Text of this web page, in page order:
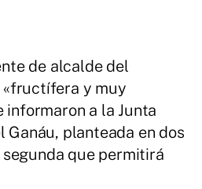
de alcalde del
«fructífera y muy
a la Junta
Ganáu, planteada en dos
que permitirá